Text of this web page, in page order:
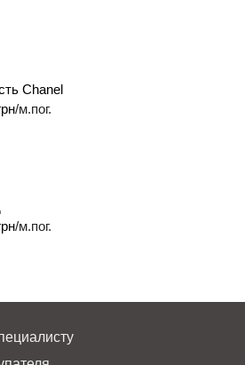
Chanel
/м.пог.
/м.пог.